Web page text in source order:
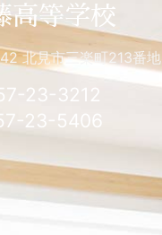
高等学校
北見市三楽町213番地
23-3212
23-5406